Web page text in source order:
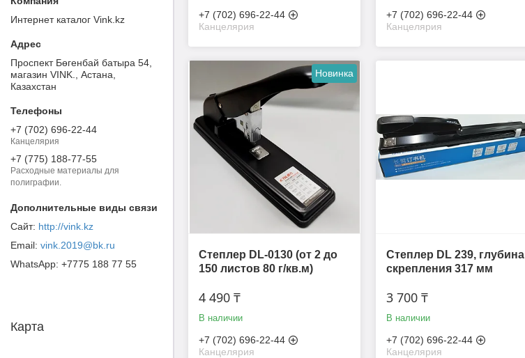
+7 (702) 696-22-44
Канцелярия
+7 (702) 696-22-44
Канцелярия
Новинка
Степлер DL-0130 (от 2 до
150 листов 80 г/кв.м)
4 490 ₸
В наличии
+7 (702) 696-22-44
Канцелярия
Степлер DL 239, глубина
скрепления 317 мм
3 700 ₸
В наличии
+7 (702) 696-22-44
Канцелярия
Интернет каталог Vink.kz
Проспект Бөгенбай батыра 54,
магазин VINK., Астана,
Казахстан
+7 (702) 696-22-44
Канцелярия
+7 (775) 188-77-55
Расходные материалы для
полиграфии.
http://vink.kz
vink.2019@bk.ru
+7775 188 77 55
Карта